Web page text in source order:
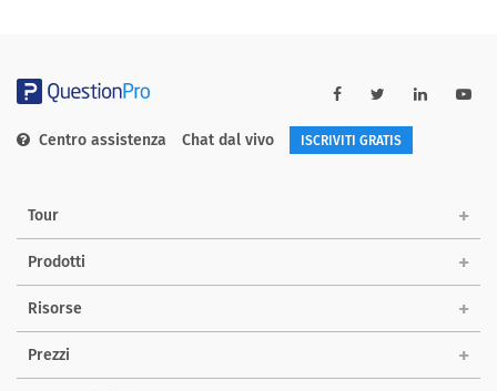
Centro assistenza Chat dal vivo ISCRIVITI GRATIS
Tour
Prodotti
Risorse
Prezzi